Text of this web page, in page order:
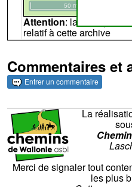
50 m
Attention: la carte peut
relatif à cette archive
Commentaires et
Entrer un commentaire
La
Merci de signaler tout
les plus